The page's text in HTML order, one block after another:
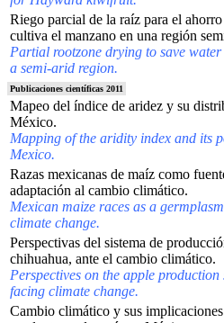
Riego parcial de la raíz para el
cultiva el manzano en una región
Partial rootzone drying to save
a semi-arid region.
Publicaciones científicas 2011
Mapeo del índice de aridez y su
México.
Mapping of the aridity index and its
Mexico.
Razas mexicanas de maíz como
adaptación al cambio climático.
Mexican maize races as a
climate change.
Perspectivas del sistema de
chihuahua, ante el cambio climático.
Perspectives on the apple
facing climate change.
Cambio climático y sus